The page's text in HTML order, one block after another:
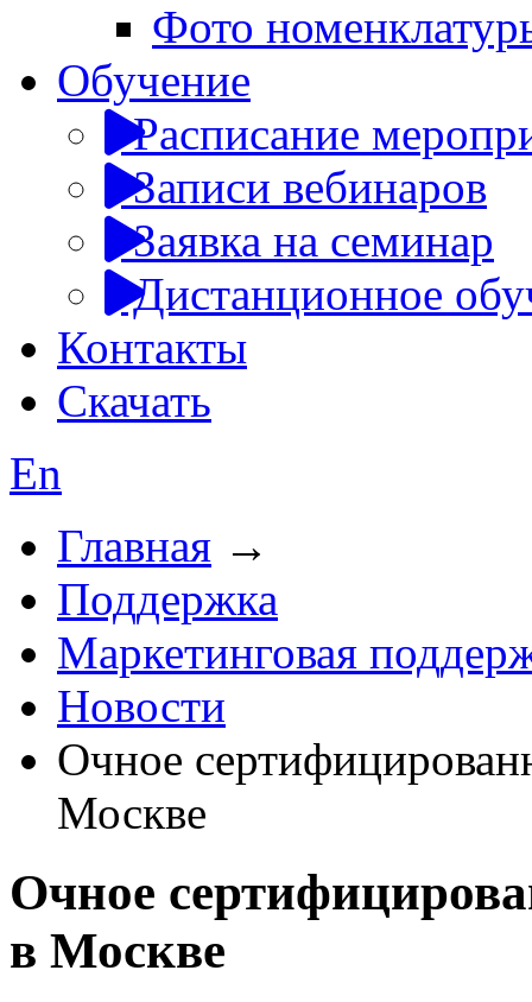
Фото
Обучение
Расписание
Записи вебинаров
Заявка на семинар
Дистанционное
Контакты
Скачать
En
Главная →
Поддержка
Маркетинговая
Новости
Очное
Москве
Очное
в Москве